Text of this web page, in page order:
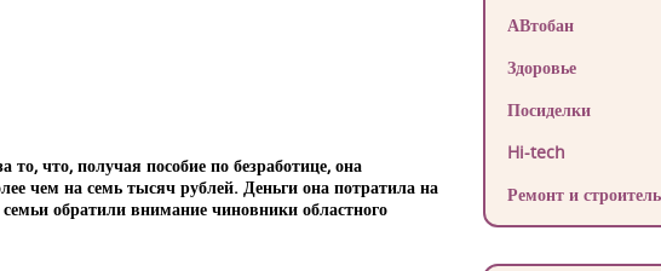
что, получая пособие по безработице, она
чем на семь тысяч рублей. Деньги она потратила на
обратили внимание чиновники областного
АВтобан
Здоровье
Посиделки
Hi-tech
Ремонт и